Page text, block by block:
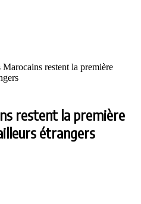
Marocains restent la première
restent la première
étrangers